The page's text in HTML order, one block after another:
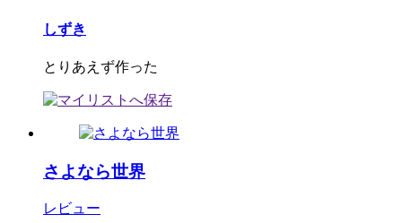
しずき
とりあえず作った
さよなら世界
レビュー